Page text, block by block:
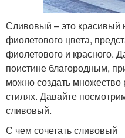
Сливовый – это
фиолетового цвета,
фиолетового и красного.
поистине благородным,
можно создать
стилях. Давайте
сливовый.
С чем сочетать сливовый